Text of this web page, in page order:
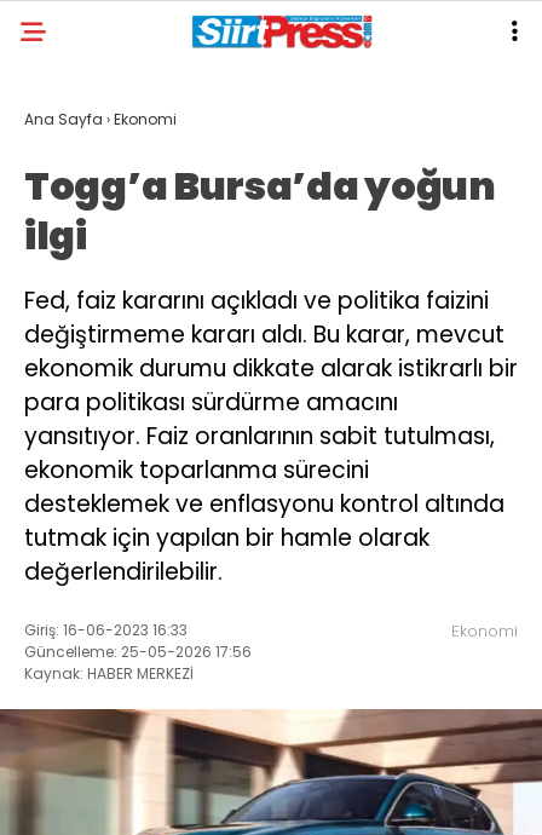
Ana Sayfa ›Ekonomi
Togg’a Bursa’da yoğun
ilgi
Fed, faiz kararını açıkladı ve politika faizini
değiştirmeme kararı aldı. Bu karar, mevcut
ekonomik durumu dikkate alarak istikrarlı bir
para politikası sürdürme amacını
yansıtıyor. Faiz oranlarının sabit tutulması,
ekonomik toparlanma sürecini
desteklemek ve enflasyonu kontrol altında
tutmak için yapılan bir hamle olarak
değerlendirilebilir.
Giriş: 16-06-2023 16:33
Güncelleme: 25-05-2026 17:56
Kaynak: HABER MERKEZİ
Ekonomi